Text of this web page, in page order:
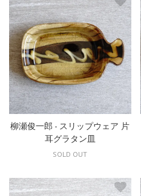
柳瀬俊一郎 - スリップウェア 片
耳グラタン皿
SOLD OUT